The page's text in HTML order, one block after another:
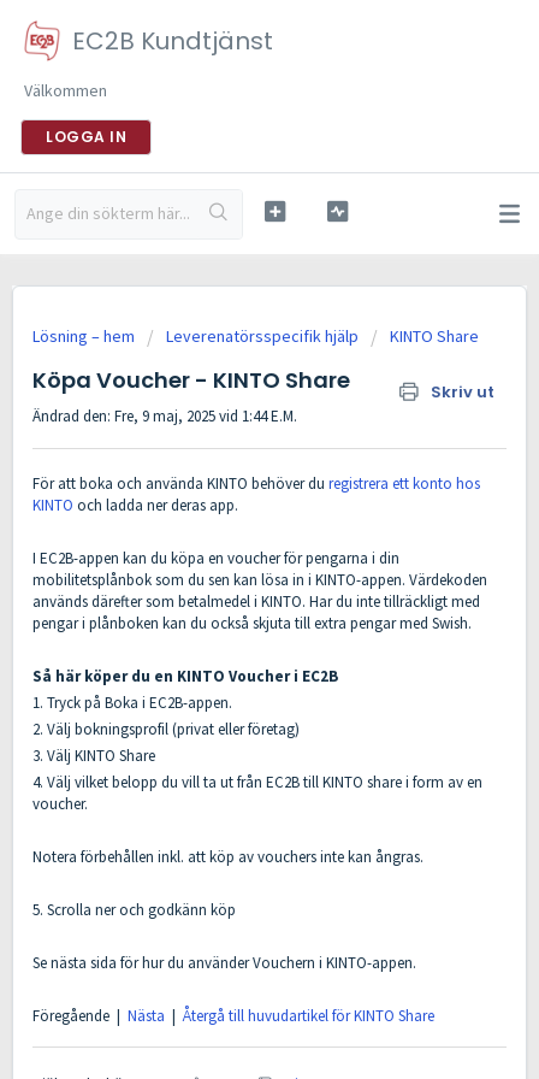
EC2B Kundtjänst
Välkommen
LOGGA IN
Lösning – hem Leverenatörsspecifik hjälp KINTO Share
Köpa Voucher - KINTO Share Skriv ut
Ändrad den: Fre, 9 maj, 2025 vid 1:44 E.M.
För att boka och använda KINTO behöver du registrera ett konto hos
KINTO och ladda ner deras app.
I EC2B-appen kan du köpa en voucher för pengarna i din
mobilitetsplånbok som du sen kan lösa in i KINTO-appen. Värdekoden
används därefter som betalmedel i KINTO. Har du inte tillräckligt med
pengar i plånboken kan du också skjuta till extra pengar med Swish.
Så här köper du en KINTO Voucher i EC2B
1. Tryck på Boka i EC2B-appen.
2. Välj bokningsprofil (privat eller företag)
3. Välj KINTO Share
4. Välj vilket belopp du vill ta ut från EC2B till KINTO share i form av en
voucher.
Notera förbehållen inkl. att köp av vouchers inte kan ångras.
5. Scrolla ner och godkänn köp
Se nästa sida för hur du använder Vouchern i KINTO-appen.
Föregående | Nästa |Återgå till huvudartikel för KINTO Share